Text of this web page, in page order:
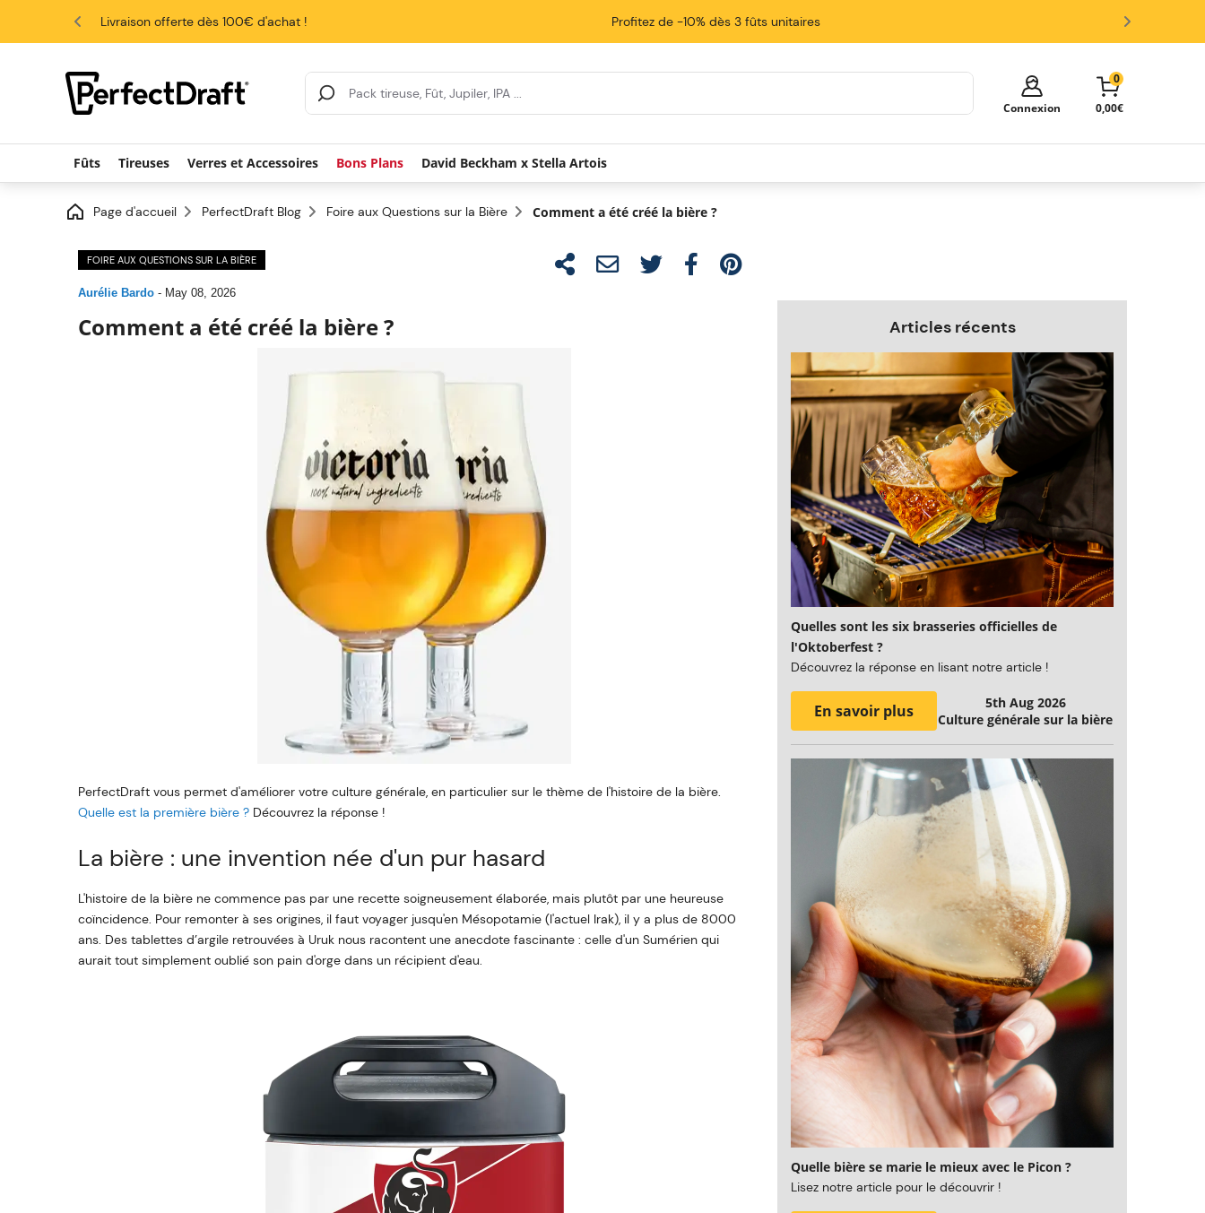
Livraison offerte dès 100€ d'achat ! Profitez de -10% dès 3 fûts unitaires
Search Results
Connexion
0
0,00€
Votre panier est vide!
Fûts Tireuses Verres et Accessoires Bons Plans David Beckham x Stella Artois
Page d'accueil PerfectDraft Blog Foire aux Questions sur la Bière Comment a été créé la bière ?
FOIRE AUX QUESTIONS SUR LA BIÈRE
Aurélie Bardo - May 08, 2026
Comment a été créé la bière ?
PerfectDraft vous permet d'améliorer votre culture générale, en particulier sur le thème de l'histoire de la bière.
Quelle est la première bière ? Découvrez la réponse !
La bière : une invention née d'un pur hasard
L'histoire de la bière ne commence pas par une recette soigneusement élaborée, mais plutôt par une heureuse
coïncidence. Pour remonter à ses origines, il faut voyager jusqu'en Mésopotamie (l'actuel Irak), il y a plus de 8000
ans. Des tablettes d’argile retrouvées à Uruk nous racontent une anecdote fascinante : celle d'un Sumérien qui
aurait tout simplement oublié son pain d'orge dans un récipient d'eau.
Articles récents
Quelles sont les six brasseries officielles de
l'Oktoberfest ?
Découvrez la réponse en lisant notre article !
En savoir plus
5th Aug 2026
Culture générale sur la bière
Quelle bière se marie le mieux avec le Picon ?
Lisez notre article pour le découvrir !